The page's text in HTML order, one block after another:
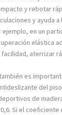
y rebotar
y ayuda a
en un
elástica
aterrizar
es
del
de
Si el coeficiente